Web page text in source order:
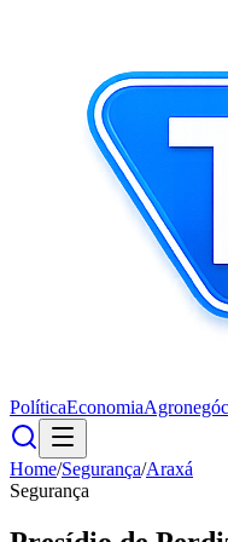
PolíticaEconomia
Home/Segurança/Araxá
Segurança